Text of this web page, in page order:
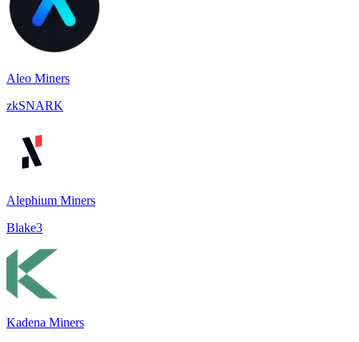
Aleo Miners
zkSNARK
Alephium Miners
Blake3
Kadena Miners